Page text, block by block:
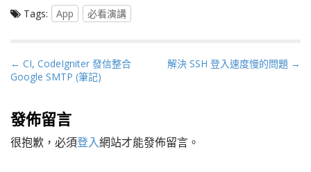
Tags: App 必看演講
P
o
t
n
a
← CI, CodeIgniter 發信整合
Google SMTP (筆記)
解決 SSH 登入速度慢的問題 →
發佈留言
很抱歉，必須登入網站才能發佈留言。